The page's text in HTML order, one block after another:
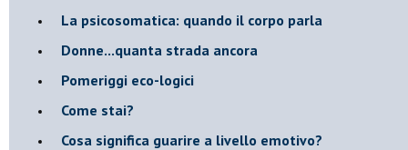
La psicosomatica: quando il corpo parla
Donne...quanta strada ancora
​Pomeriggi eco-logici
​Come stai?
Cosa significa guarire a livello emotivo?